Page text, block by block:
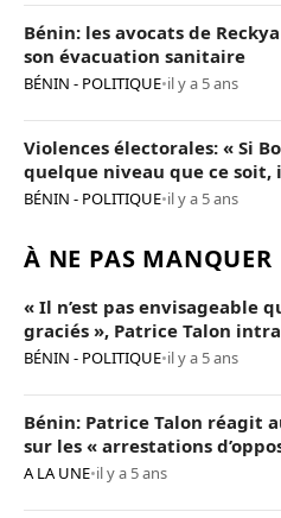
Bénin: les avocats de
son évacuation sanitaire
BÉNIN - POLITIQUE•il y a 5 ans
Violences électorales: « Si
quelque niveau que ce soit,
Talon
BÉNIN - POLITIQUE•il y a 5 ans
À NE PAS MANQUER
« Il n’est pas envisageable
graciés », Patrice Talon
« opposants terroristes »
BÉNIN - POLITIQUE•il y a 5 ans
Bénin: Patrice Talon réagit
sur les « arrestations
A LA UNE•il y a 5 ans